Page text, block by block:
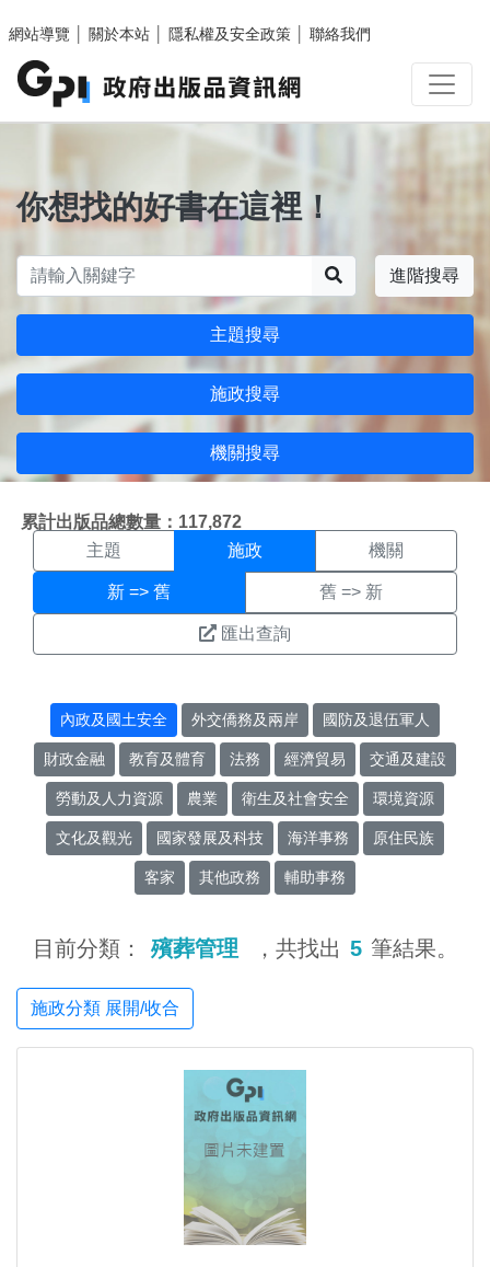
網站導覽
關於本站 隱私權及安全政策 聯絡我們
你想找的好書在這裡！
進階搜尋
主題搜尋
施政搜尋
機關搜尋
累計出版品總數量：117,872
施政搜尋結果頁面
主題 施政 機關
新 => 舊 舊 => 新
匯出查詢
內政及國土安全 外交僑務及兩岸 國防及退伍軍人
財政金融 教育及體育 法務 經濟貿易 交通及建設
勞動及人力資源 農業 衛生及社會安全 環境資源
文化及觀光 國家發展及科技 海洋事務 原住民族
客家 其他政務 輔助事務
目前分類： 殯葬管理 ，共找出 5 筆結果。
施政分類 展開/收合